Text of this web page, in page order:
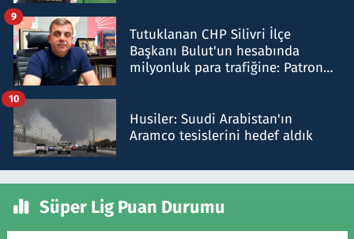
Tutuklanan CHP Silivri İlçe
Başkanı Bulut'un hesabında
milyonluk para trafiğine: Patron
9
Husiler: Suudi Arabistan'ın
Aramco tesislerini hedef aldık
10
Süper Lig Puan Durumu